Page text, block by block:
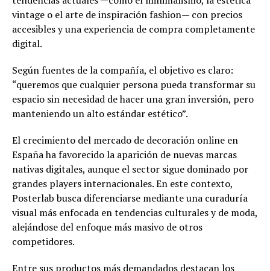
vintage o el arte de inspiración fashion— con precios
accesibles y una experiencia de compra completamente
digital.
Según fuentes de la compañía, el objetivo es claro:
“queremos que cualquier persona pueda transformar su
espacio sin necesidad de hacer una gran inversión, pero
manteniendo un alto estándar estético”.
El crecimiento del mercado de decoración online en
España ha favorecido la aparición de nuevas marcas
nativas digitales, aunque el sector sigue dominado por
grandes players internacionales. En este contexto,
Posterlab busca diferenciarse mediante una curaduría
visual más enfocada en tendencias culturales y de moda,
alejándose del enfoque más masivo de otros
competidores.
Entre sus productos más demandados destacan los